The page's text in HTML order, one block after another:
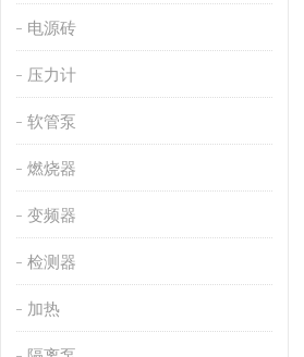
电源砖
压力计
软管泵
燃烧器
变频器
检测器
加热